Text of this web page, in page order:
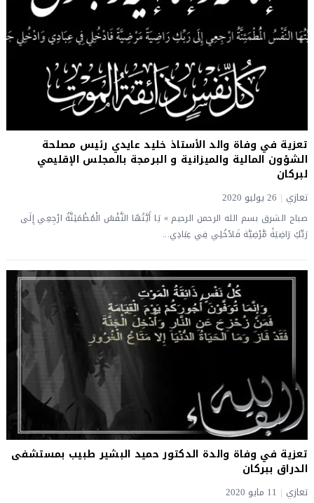
تعزية في وفاة والد الأستاذ خليد عايدي رئيس مصلحة
الشؤون المالية والميزانية و البرمجة بالمجلس الإقليمي
لبركان
تعازي 26 يوليو 2020
صباح الشرق بسم الله الرحمن الرحيم » يَا أَيَّتُهَا النَّفْسُ الْمُطْمَئِنَّةُ ارْجِعِي إِلَى
رَبِّكِ رَاضِيَةً مَّرْضِيَّة فَادْخُلِي فِي عِبَادِي...
تعزية في وفاة والدة الدكتور حميد البشير طبيب بمستشفى
الدراق ببركان
تعازي 11 مايو 2020